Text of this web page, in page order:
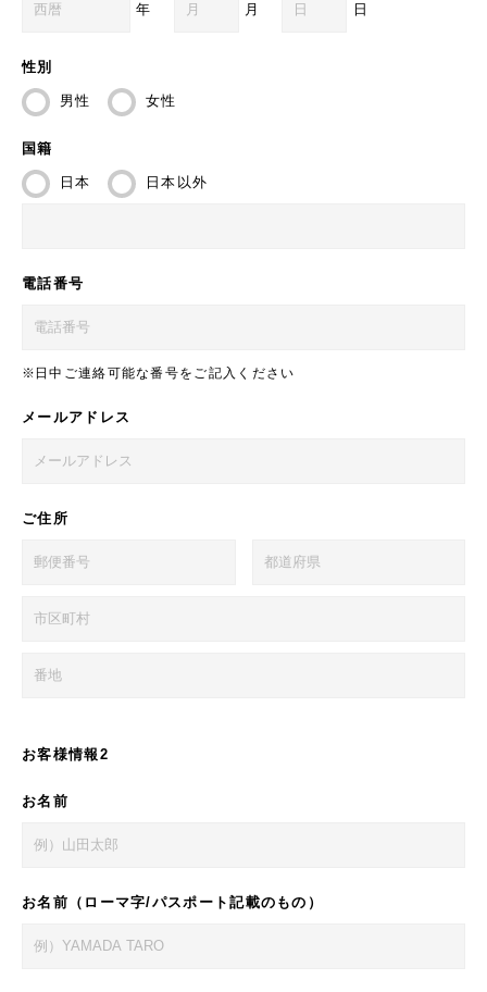
年 月 日
性別
男性 女性
国籍
日本 日本以外
電話番号
日中ご連絡可能な番号をご記入ください
メールアドレス
ご住所
お客様情報2
お名前
お名前（ローマ字/パスポート記載のもの）